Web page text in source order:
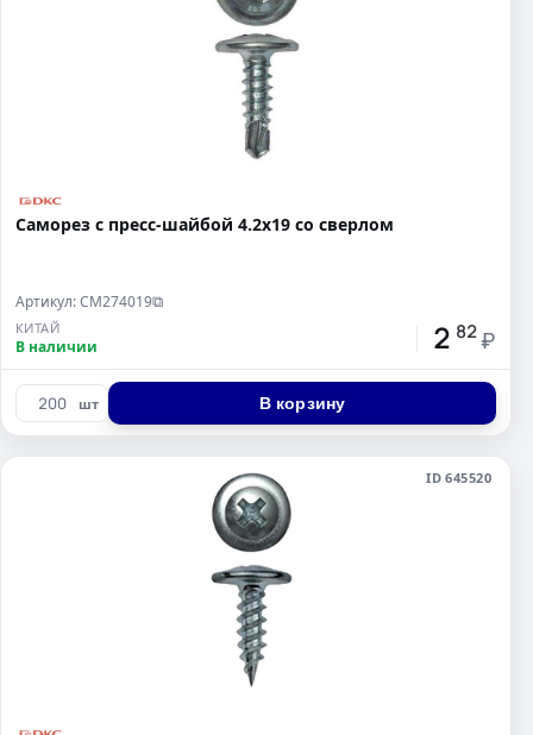
Саморез с пресс-шайбой 4.2x19 со сверлом
Артикул: CM274019⧉
КИТАЙ
В наличии 2 82 ₽
шт В корзину
ID 645520